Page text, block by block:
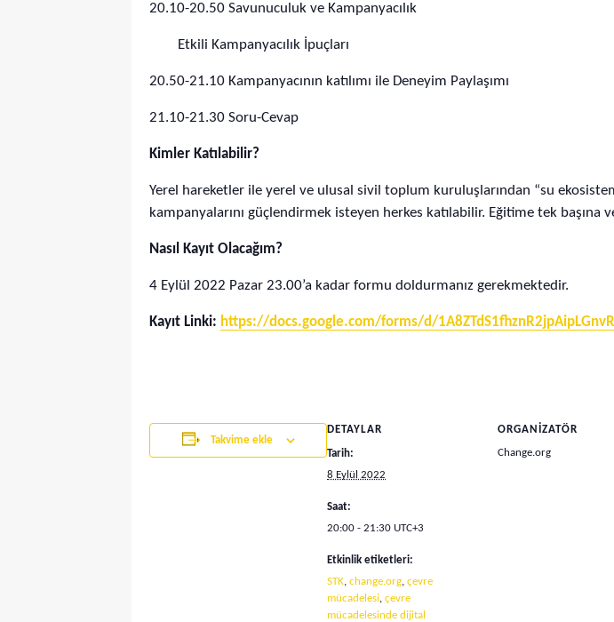
20.10-20.50 Savunuculuk ve Kampanyacılık
Etkili Kampanyacılık İpuçları
20.50-21.10 Kampanyacının katılımı ile Deneyim Paylaşımı
21.10-21.30 Soru-Cevap
Kimler Katılabilir?
Yerel hareketler ile yerel ve ulusal sivil toplum kuruluşlarından “su
kampanyalarını güçlendirmek isteyen herkes katılabilir. Eğitime tek
Nasıl Kayıt Olacağım?
4 Eylül 2022 Pazar 23.00’a kadar formu doldurmanız gerekmektedir.
Kayıt Linki: https://docs.google.com/forms/d/
Takvime ekle
DETAYLAR
Tarih:
8 Eylül 2022
Saat:
20:00 - 21:30 UTC+3
Etkinlik etiketleri:
STK, change.org, çevre
mücadelesi, çevre
mücadelesinde dijital
ORGANIZATÖR
Change.org